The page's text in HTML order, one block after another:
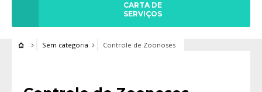
CARTA DE
SERVIÇOS
Sem categoria Controle de Zoonoses